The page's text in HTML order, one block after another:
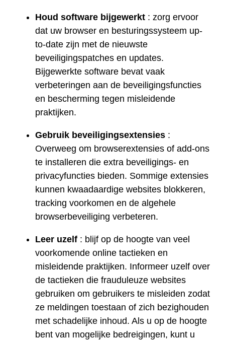
Houd software bijgewerkt : zorg ervoor
dat uw browser en besturingssysteem up-
to-date zijn met de nieuwste
beveiligingspatches en updates.
Bijgewerkte software bevat vaak
verbeteringen aan de beveiligingsfuncties
en bescherming tegen misleidende
praktijken.
Gebruik beveiligingsextensies :
Overweeg om browserextensies of add-ons
te installeren die extra beveiligings- en
privacyfuncties bieden. Sommige extensies
kunnen kwaadaardige websites blokkeren,
tracking voorkomen en de algehele
browserbeveiliging verbeteren.
Leer uzelf : blijf op de hoogte van veel
voorkomende online tactieken en
misleidende praktijken. Informeer uzelf over
de tactieken die frauduleuze websites
gebruiken om gebruikers te misleiden zodat
ze meldingen toestaan of zich bezighouden
met schadelijke inhoud. Als u op de hoogte
bent van mogelijke bedreigingen, kunt u